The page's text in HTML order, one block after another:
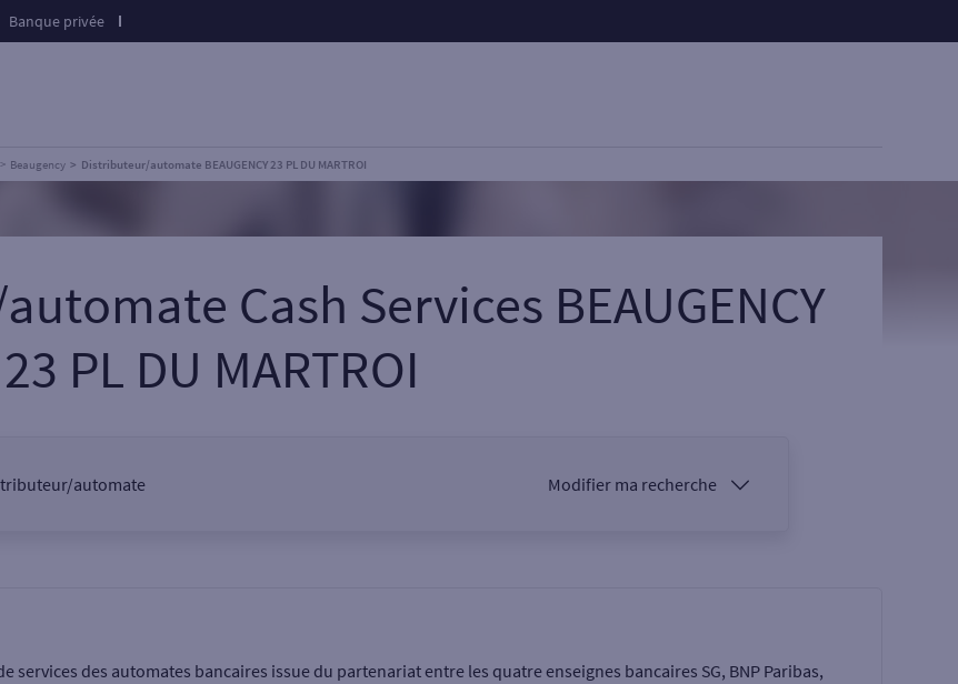
Banque privée
Beaugency Distributeur/automate BEAUGENCY 23 PL DU MARTROI
Cash Services BEAUGENCY
23 PL DU MARTROI
automate Modifier ma recherche
services des automates bancaires issue du partenariat entre les quatre enseignes bancaires SG, BNP Paribas,